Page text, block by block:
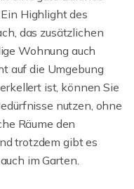
Highlight des
das zusätzlichen
Wohnung auch
auf die Umgebung
ist, können Sie
nutzen, ohne
Räume den
trotzdem gibt es
im Garten.